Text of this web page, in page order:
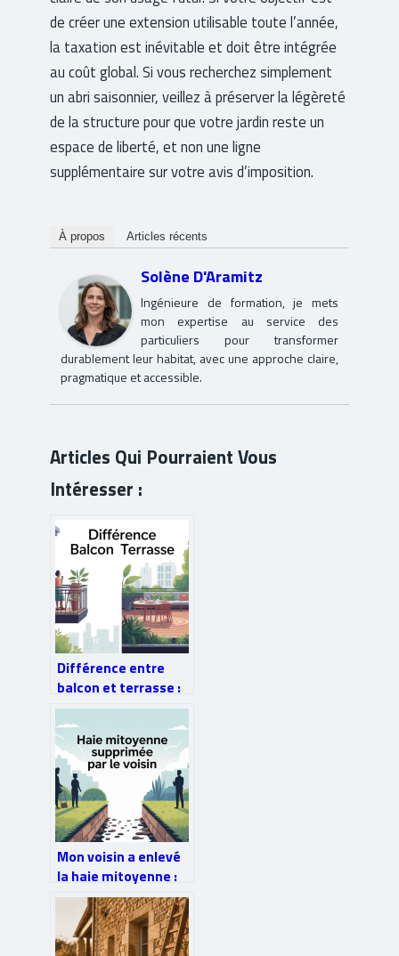
de créer une extension utilisable toute l’année,
la taxation est inévitable et doit être intégrée
au coût global. Si vous recherchez simplement
un abri saisonnier, veillez à préserver la légèreté
de la structure pour que votre jardin reste un
espace de liberté, et non une ligne
supplémentaire sur votre avis d’imposition.
À propos Articles récents
Solène D'Aramitz
Ingénieure de formation, je mets
mon expertise au service des
particuliers pour transformer
durablement leur habitat, avec une approche claire,
pragmatique et accessible.
Articles Qui Pourraient Vous
Intéresser :
Différence entre
balcon et terrasse :
bien les distinguer
pour mieux choisir
Mon voisin a enlevé
la haie mitoyenne :
quels sont vos
recours ?